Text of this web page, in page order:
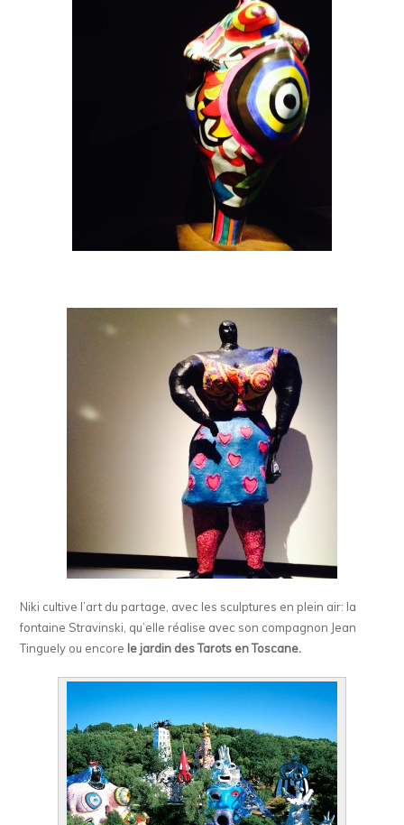
Niki cultive l’art du partage, avec les sculptures en plein air: la
fontaine Stravinski, qu’elle réalise avec son compagnon Jean
Tinguely ou encore le jardin des Tarots en Toscane.